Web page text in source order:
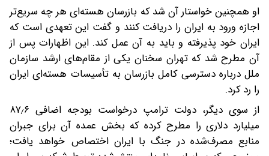
او همچنین خواستار آن شد که بازرسان هسته‌ای هر چه سریع‌تر
اجازه ورود به ایران را دریافت کنند و گفت این تعهدی است که
ایران خود پذیرفته و باید به آن عمل کند. این اظهارات پس از
آن مطرح شد که تهران سخنان یکی از مقام‌های ارشد سازمان
ملل درباره دسترسی کامل بازرسان به تأسیسات هسته‌ای ایران
را رد کرد.
از سوی دیگر، دولت ترامپ درخواست بودجه اضافی ۸۷٫۶
میلیارد دلاری را مطرح کرده که بخش عمده آن برای جبران
منابع مصرف‌شده در جنگ با ایران اختصاص خواهد یافت؛